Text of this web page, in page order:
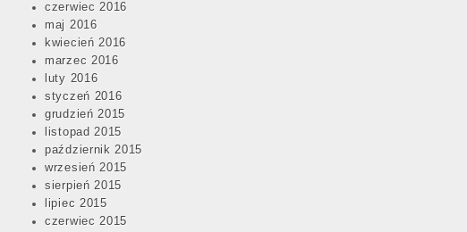
czerwiec 2016
maj 2016
kwiecień 2016
marzec 2016
luty 2016
styczeń 2016
grudzień 2015
listopad 2015
październik 2015
wrzesień 2015
sierpień 2015
lipiec 2015
czerwiec 2015